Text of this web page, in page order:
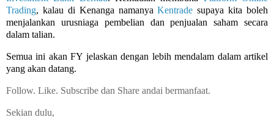
Trading, kalau di Kenanga namanyaKentrade supaya kita boleh
menjalankan urusniaga pembelian dan penjualan saham secara
dalam talian.
Semua ini akan FY jelaskan dengan lebih mendalam dalam artikel
yang akan datang.
Follow. Like. Subscribe dan Share andai bermanfaat.
Sekian dulu,